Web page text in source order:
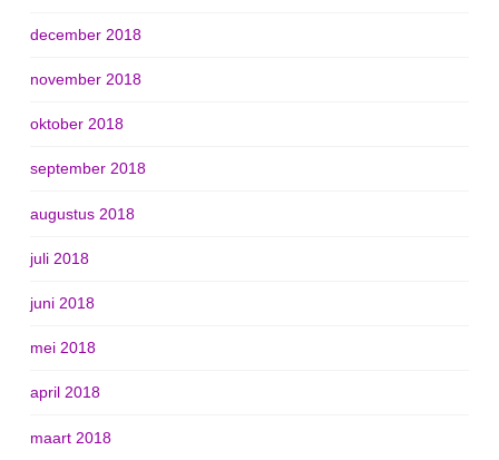
december 2018
november 2018
oktober 2018
september 2018
augustus 2018
juli 2018
juni 2018
mei 2018
april 2018
maart 2018